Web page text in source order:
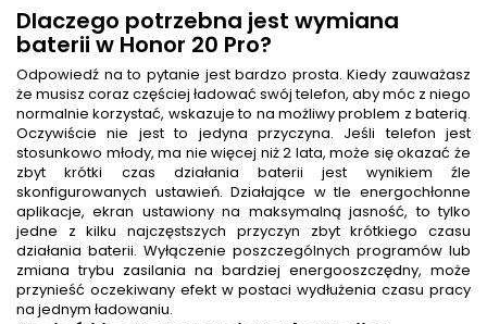
Dlaczego potrzebna jest wymiana
baterii w Honor 20 Pro?
Odpowiedź na to pytanie jest bardzo prosta. Kiedy zauważasz
że musisz coraz częściej ładować swój telefon, aby móc z niego
normalnie korzystać, wskazuje to na możliwy problem z baterią.
Oczywiście nie jest to jedyna przyczyna. Jeśli telefon jest
stosunkowo młody, ma nie więcej niż 2 lata, może się okazać że
zbyt krótki czas działania baterii jest wynikiem źle
skonfigurowanych ustawień. Działające w tle energochłonne
aplikacje, ekran ustawiony na maksymalną jasność, to tylko
jedne z kilku najczęstszych przyczyn zbyt krótkiego czasu
działania baterii. Wyłączenie poszczególnych programów lub
zmiana trybu zasilania na bardziej energooszczędny, może
przynieść oczekiwany efekt w postaci wydłużenia czasu pracy
na jednym ładowaniu.